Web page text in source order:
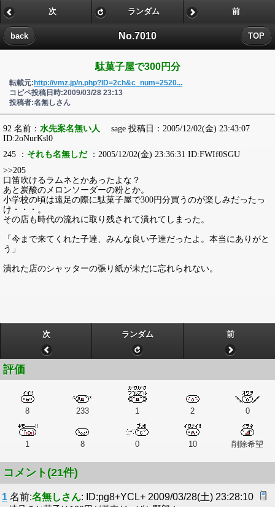
No.7010
back TOP
次 ランダム 前
駄菓子屋で300円分
転載元: http://vmz.jp/n.php?ID=2ch&c_num=2520...
コピペ投稿日時:2009/03/28 23:13
投稿者:名無しさん
92 名前： 水先案名無い人
sage 投稿日：2005/12/02(金) 23:43:07
ID:2oNurKsl0
245 ： それも名無しだ：2005/12/02(金) 23:36:31 ID:FWIf0SGU
>>205
口笛吹けるラムネとかあったよな？
あと炭酸のメロンソーダーの粉とか。
小学校の頃は遠足の際に駄菓子屋で300円分買うのが楽しみだったっ
け・・・。
その店も時代の流れに取り残されて潰れてしまった。
「今まで来てくれた子達、みんな良い子達だったよ。本当にありがと
う」
潰れた店のシャッターの張り紙が未だに忘れられない。
次 ランダム 前
評価
8 233 1 2 0
1 8 0 10 削除希望
コメント(21件)
1 名前:名無しさん: ID:pg8+YCL+ 2009/03/28(土) 23:28:10